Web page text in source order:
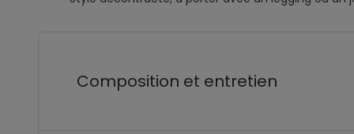
Composition et entretien